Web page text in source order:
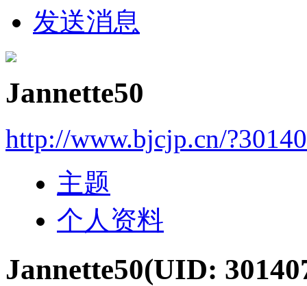
发送消息
Jannette50
http://www.bjcjp.cn/
主题
个人资料
Jannette50(UID: